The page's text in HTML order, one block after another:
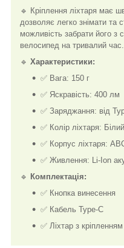
🔹 Кріплення ліхтаря має
дозволяє легко знімати та
можливість забрати його
велосипед на тривалий час.
🔹 Характеристики:
✅ Вага: 150 г
✅ Яскравість: 400 лм
✅ Заряджання: від
✅ Колір ліхтаря: Білий
✅ Корпус ліхтаря:
✅ Живлення: Li-Ion
🔹 Комплектація:
✅ Кнопка винесення
✅ Кабель Type-C
✅ Ліхтар з кріпленням